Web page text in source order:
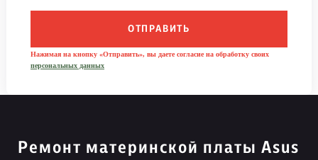
ОТПРАВИТЬ
Нажимая на кнопку «Отправить», вы даете согласие на обработку своих
персональных данных
Ремонт материнской платы Asus